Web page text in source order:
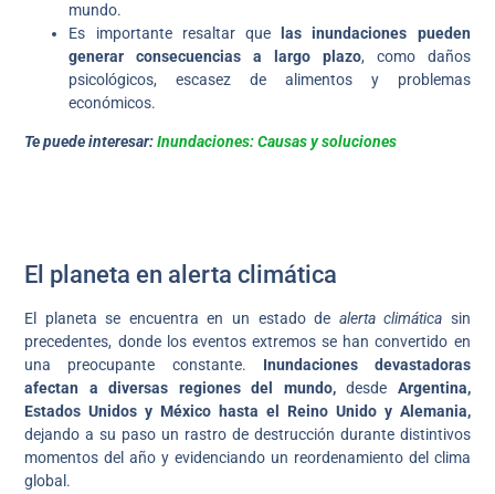
mundo.
Es importante resaltar que
las inundaciones pueden
generar consecuencias a largo plazo, como daños
psicológicos, escasez de alimentos y problemas
económicos.
Te puede interesar:Inundaciones: Causas y soluciones
El planeta en alerta climática
El planeta se encuentra en un estado de alerta climática sin
precedentes, donde los eventos extremos se han convertido en
una preocupante constante. Inundaciones devastadoras
afectan a diversas regiones del mundo,desde Argentina,
Estados Unidos y México hasta el Reino Unido y Alemania,
dejando a su paso un rastro de destrucción durante distintivos
momentos del año y evidenciando un reordenamiento del clima
global.